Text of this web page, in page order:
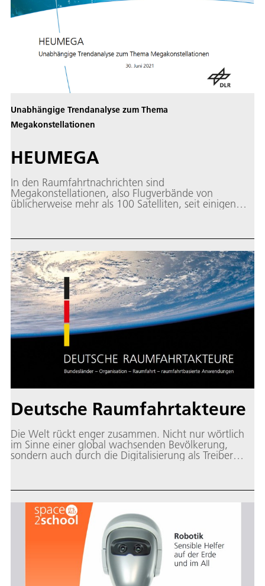
Unabhängige Trendanalyse zum Thema
Megakonstellationen
HEUMEGA
In den Raumfahrtnachrichten sind
Megakonstellationen, also Flugverbände von
üblicherweise mehr als 100 Satelliten, seit einigen
OneWeb noch einmal erheblich zugenommen.
Deutsche Raumfahrtakteure
Die Welt rückt enger zusammen. Nicht nur wörtlich
im Sinne einer global wachsenden Bevölkerung,
sondern auch durch die Digitalisierung als Treiber
einer wirtschaftlichen und sozialen Vernetzung. Die
sie unverzichtbare Infrastrukturen bereitstellt.